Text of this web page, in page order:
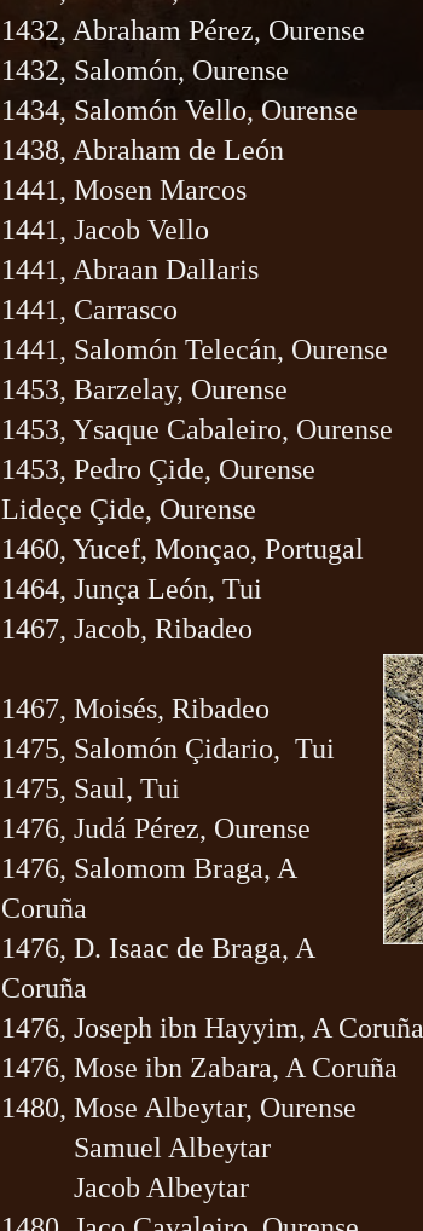
1432, Abraham Pérez, Ourense
1432, Salomón, Ourense
1434, Salomón Vello, Ourense
1438, Abraham de León
1441, Mosen Marcos
1441, Jacob Vello
1441, Abraan Dallaris
1441, Carrasco
1441, Salomón Telecán, Ourense
1453, Barzelay, Ourense
1453, Ysaque Cabaleiro, Ourense
1453, Pedro Çide, Ourense
Lideçe Çide, Ourense
1460, Yucef, Monçao, Portugal
1464, Junça León, Tui
1467, Jacob, Ribadeo
1467, Moisés, Ribadeo
1475, Salomón Çidario, Tui
1475, Saul, Tui
1476, Judá Pérez, Ourense
1476, Salomom Braga, A
Coruña
1476, D. Isaac de Braga, A
Coruña
1476, Joseph ibn Hayyim, A Coruña
1476, Mose ibn Zabara, A Coruña
1480, Mose Albeytar, Ourense
Samuel Albeytar
Jacob Albeytar